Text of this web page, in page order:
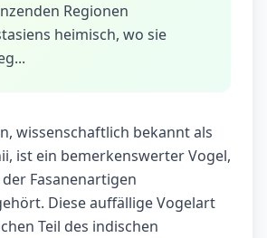
Regionen
heimisch, wo sie
wissenschaftlich bekannt als
ist ein bemerkenswerter Vogel,
Fasanenartigen
Diese auffällige Vogelart
Teil des indischen